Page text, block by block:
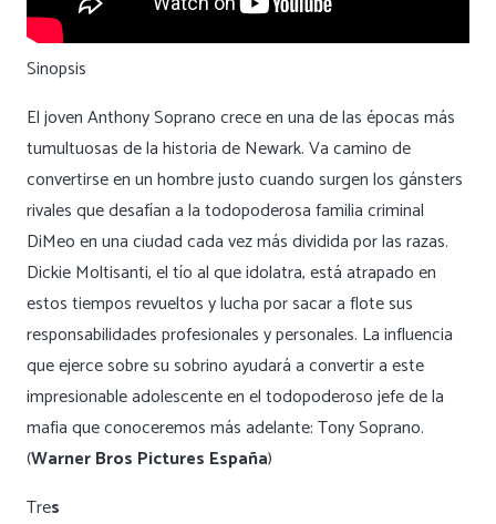
Sinopsis
El joven Anthony Soprano crece en una de las épocas más
tumultuosas de la historia de Newark. Va camino de
convertirse en un hombre justo cuando surgen los gánsters
rivales que desafían a la todopoderosa familia criminal
DiMeo en una ciudad cada vez más dividida por las razas.
Dickie Moltisanti, el tío al que idolatra, está atrapado en
estos tiempos revueltos y lucha por sacar a flote sus
responsabilidades profesionales y personales. La influencia
que ejerce sobre su sobrino ayudará a convertir a este
impresionable adolescente en el todopoderoso jefe de la
mafia que conoceremos más adelante: Tony Soprano.
(Warner Bros Pictures España)
Tres